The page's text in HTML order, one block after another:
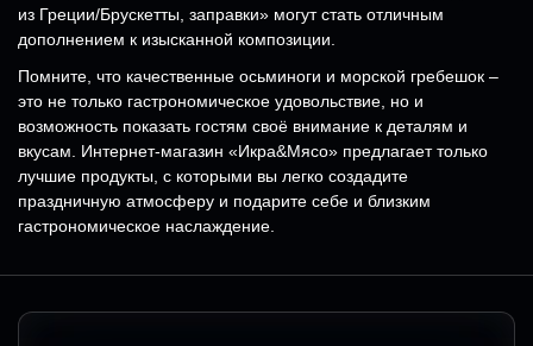
из Греции/Брускетты, заправки» могут стать отличным
дополнением к изысканной композиции.
Помните, что качественные осьминоги и морской гребешок –
это не только гастрономическое удовольствие, но и
возможность показать гостям своё внимание к деталям и
вкусам. Интернет-магазин «Икра&Мясо» предлагает только
лучшие продукты, с которыми вы легко создадите
праздничную атмосферу и подарите себе и близким
гастрономическое наслаждение.